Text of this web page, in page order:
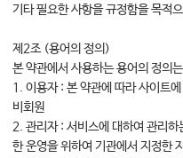
모
공지
대
학습
기타 필요한 사항을 규정함을 목적
제2조 (용어의 정의)
본 약관에서 사용하는 용어의 정의
1. 이용자 : 본 약관에 따라 사이트
비회원
2. 관리자 : 서비스에 대하여 관리
한 운영을 위하여 기관에서 지정한